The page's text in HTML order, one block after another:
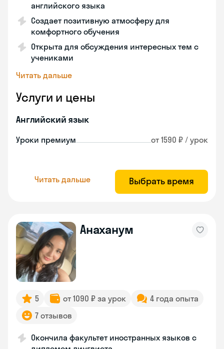
английского языка
Создает позитивную атмосферу для
комфортного обучения
Открыта для обсуждения интересных тем с
учениками
Читать дальше
Услуги и цены
Английский язык
Уроки премиум от 1590 ₽ / урок
Читать дальше Выбрать время
Анаханум
5 от 1090 ₽ за урок
4 года опыта
7 отзывов
Окончила факультет иностранных языков с